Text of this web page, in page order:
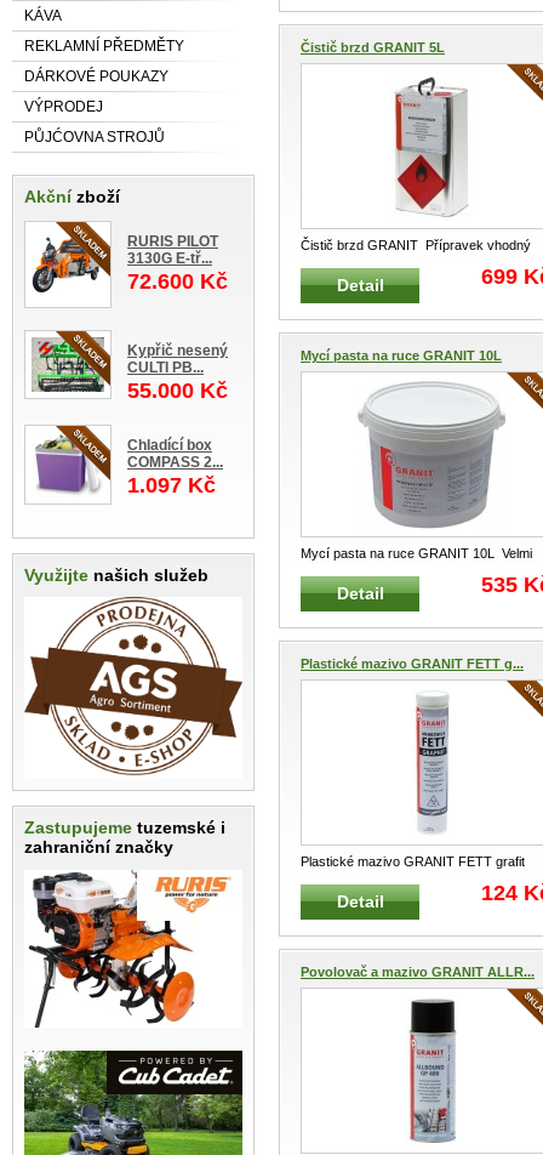
KÁVA
REKLAMNÍ PŘEDMĚTY
DÁRKOVÉ POUKAZY
VÝPRODEJ
PŮJĆOVNA STROJŮ
Akčnízboží
RURIS PILOT
3130G E-tř...
72.600 Kč
Kypřič nesený
CULTI PB...
55.000 Kč
Chladící box
COMPASS 2...
1.097 Kč
Využijte našich služeb
Zastupujeme tuzemské i
zahraniční značky
Čistič brzd GRANIT 5L
Čistič brzd GRANIT Přípravek vhodný
pro čištění brzdových částí a ko ...
Detail 699
Mycí pasta na ruce GRANIT 10L
Mycí pasta na ruce GRANIT 10L Velmi
účinná mycí pasta na ruce pro dí ...
Detail 535
Plastické mazivo GRANIT FETT g...
Plastické mazivo GRANIT FETT grafit
černé GRANIT 67110606 Víceúče...
Detail 124
Povolovač a mazivo GRANIT ALLR...